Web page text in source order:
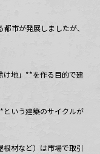
市が発展しましたが、
地」**を作る目的で建
いう建築のサイクルが
材など）は市場で取引